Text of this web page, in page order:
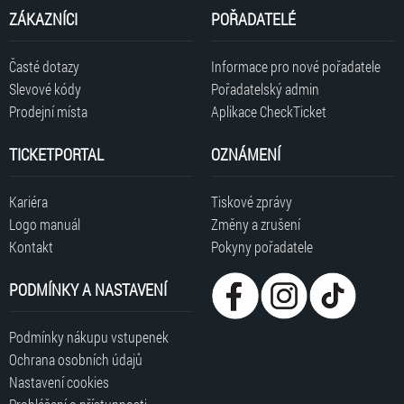
ZÁKAZNÍCI
Časté dotazy
Slevové kódy
Prodejní místa
POŘADATELÉ
Informace pro nové pořadatele
Pořadatelský admin
Aplikace CheckTicket
TICKETPORTAL
Kariéra
Logo manuál
Kontakt
OZNÁMENÍ
Tiskové zprávy
Změny a zrušení
Pokyny pořadatele
PODMÍNKY A NASTAVENÍ
Podmínky nákupu vstupenek
Ochrana osobních údajů
Nastavení cookies